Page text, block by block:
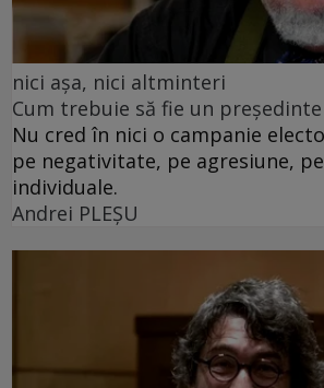
nici așa, nici altminteri
Cum trebuie să fie un președinte
Nu cred în nici o campanie
pe negativitate, pe agresiune,
individuale.
Andrei PLEŞU